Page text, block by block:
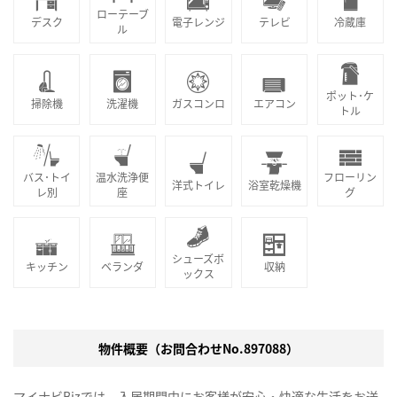
デスク
ローテーブ
ル
電子レンジ テレビ 冷蔵庫
掃除機 洗濯機 ガスコンロ エアコン
ポット･ケ
トル
バス･トイ
レ別
温水洗浄便
座
洋式トイレ 浴室乾燥機
フローリン
グ
キッチン ベランダ
シューズボ
ックス
収納
物件概要（お問合わせNo.897088）